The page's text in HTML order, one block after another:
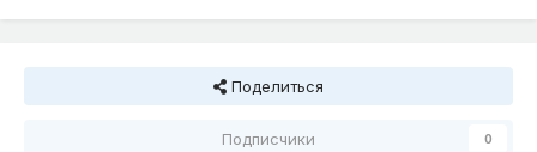
Поделиться
Подписчики 0